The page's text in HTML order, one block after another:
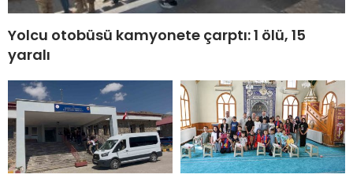
Yolcu otobüsü kamyonete çarptı: 1 ölü, 15
yaralı